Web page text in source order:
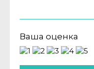
Ваша оценка